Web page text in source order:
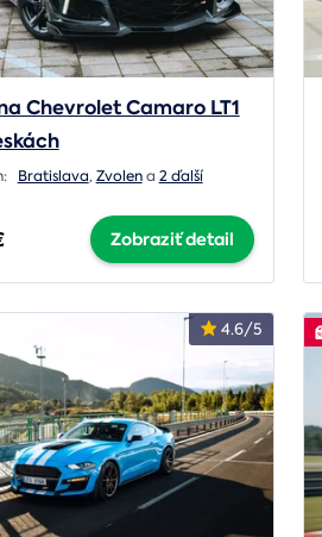
Chevrolet Camaro LT1
Bratislava,Zvolena 2 ďalší
Zobraziť detail
4.6/5